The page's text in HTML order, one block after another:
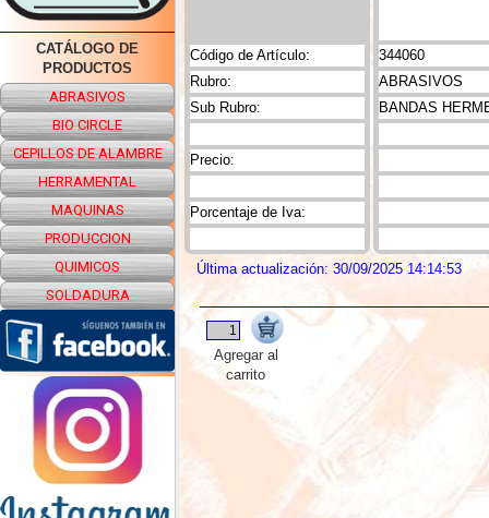
CATÁLOGO DE
PRODUCTOS
ABRASIVOS
BIO CIRCLE
CEPILLOS DE ALAMBRE
HERRAMENTAL
MAQUINAS
PRODUCCION
QUIMICOS
SOLDADURA
Código de Artículo:
Rubro:
Sub Rubro:
Precio:
Porcentaje de Iva:
344060
ABRASIVOS
BANDAS
Última actualización: 30/09/2025 14:14:53
Agregar al
carrito